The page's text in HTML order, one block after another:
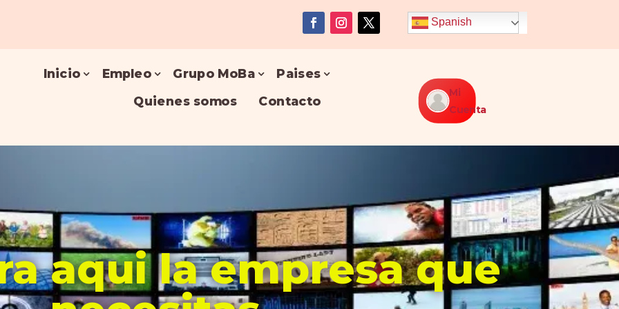
Spanish
Inicio Empleo Grupo MoBa
Paises
Quienes somos
Contacto
Mi
Cuenta
aqui la empresa que